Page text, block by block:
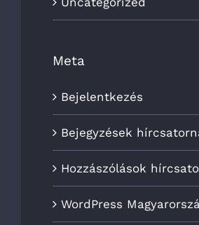
Meta
Bejelentkezés
Bejegyzések
Hozzászólások
WordPress